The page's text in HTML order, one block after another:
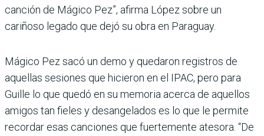
canción de Mágico Pez”, afirma López sobre un
cariñoso legado que dejó su obra en Paraguay.
Mágico Pez sacó un demo y quedaron registros de
aquellas sesiones que hicieron en el IPAC, pero para
Guille lo que quedó en su memoria acerca de aquellos
amigos tan fieles y desangelados es lo que le permite
recordar esas canciones que fuertemente atesora. “De